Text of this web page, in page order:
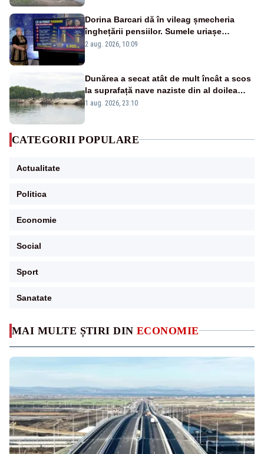
MAI MULTE ȘTIRI DIN ECONOMIE
Dorina Barcari dă în vileag șmecheria
înghețării pensiilor. Sumele uriașe
pierdute de fiecare român
2 aug. 2026, 10:09
Dunărea a secat atât de mult încât a scos
la suprafață nave naziste din al doilea
război mondial
1 aug. 2026, 23:10
CATEGORII POPULARE
Actualitate
Politica
Economie
Social
Sport
Sanatate